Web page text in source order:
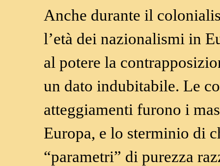
Anche durante il
l’età dei nazionalismi in
al potere la
un dato indubitabile. Le
atteggiamenti furono i
Europa, e lo sterminio di
“parametri” di purezza